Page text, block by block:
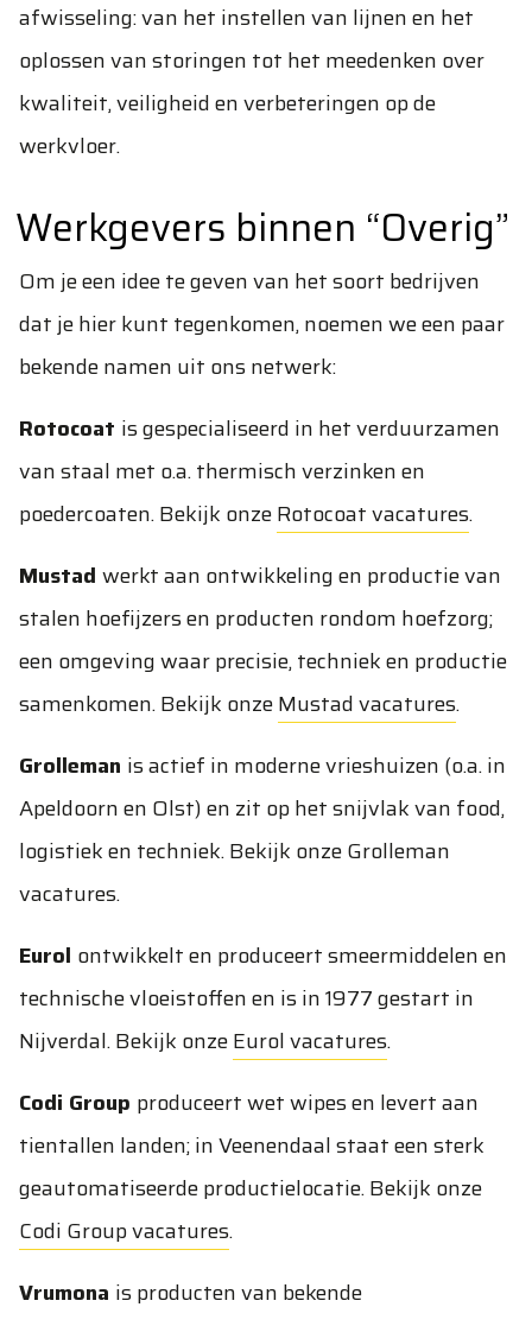
afwisseling: van het instellen van lijnen en het
oplossen van storingen tot het meedenken over
kwaliteit, veiligheid en verbeteringen op de
werkvloer.
Werkgevers binnen “Overig”
Om je een idee te geven van het soort bedrijven
dat je hier kunt tegenkomen, noemen we een paar
bekende namen uit ons netwerk:
Rotocoat is gespecialiseerd in het verduurzamen
van staal met o.a. thermisch verzinken en
poedercoaten. Bekijk onzeRotocoat vacatures.
Mustad werkt aan ontwikkeling en productie van
stalen hoefijzers en producten rondom hoefzorg;
een omgeving waar precisie, techniek en productie
samenkomen. Bekijk onzeMustad vacatures.
Grolleman is actief in moderne vrieshuizen (o.a. in
Apeldoorn en Olst) en zit op het snijvlak van food,
logistiek en techniek. Bekijk onzeGrolleman
vacatures.
Eurol ontwikkelt en produceert smeermiddelen en
technische vloeistoffen en is in 1977 gestart in
Nijverdal. Bekijk onzeEurol vacatures.
Codi Group produceert wet wipes en levert aan
tientallen landen; in Veenendaal staat een sterk
geautomatiseerde productielocatie. Bekijk onze
Codi Group vacatures.
Vrumona is producten van bekende